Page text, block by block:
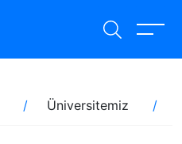
Üniversitemiz